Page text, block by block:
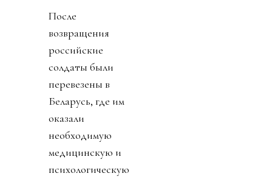
После
возвращения
российские
солдаты были
перевезены в
Беларусь, где им
оказали
необходимую
медицинскую и
психологическую